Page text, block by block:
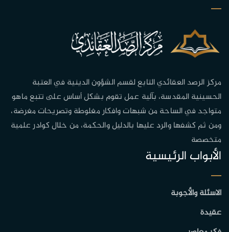
مركز الرصد العقائدي التابع لقسم الشؤون الدينية في العتبة
الحسينية المقدسة، بآلية عمل تقوم بشكل أساس على تتبع ماهو
متواجد في الساحة من شبهات وافكار مغلوطة وتصريحات مغرضة،
ومن ثم كشفها والرد عليها بالدليل والحكمة، من خلال كوادر علمية
متخصصة
الأبواب الرئيسية
الاسئلة والأجوبة
عقيدة